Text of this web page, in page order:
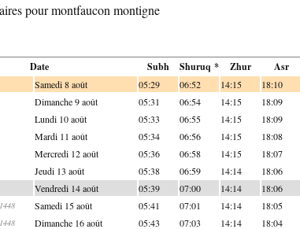
pour montfaucon montigne
Date Subh Shuruq * Zhur Asr
Samedi 8 août 05:29 06:52 14:15 18:10
Dimanche 9 août 05:31 06:54 14:15 18:09
Lundi 10 août 05:33 06:55 14:15 18:09
Mardi 11 août 05:34 06:56 14:15 18:08
Mercredi 12 août 05:36 06:58 14:15 18:07
Jeudi 13 août 05:38 06:59 14:14 18:06
Vendredi 14 août 05:39 07:00 14:14 18:06
Samedi 15 août 05:41 07:01 14:14 18:05
Dimanche 16 août 05:43 07:03 14:14 18:04